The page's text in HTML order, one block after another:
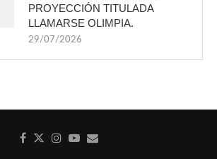
PROYECCIÓN TITULADA
LLAMARSE OLIMPIA.
29/07/2026